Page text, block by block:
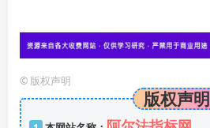
© 版权声明
版权声明